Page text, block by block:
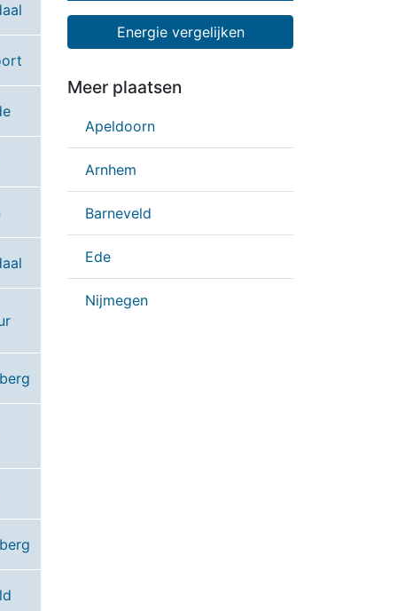
Energie vergelijken
Meer plaatsen
Apeldoorn
Arnhem
Barneveld
Ede
Nijmegen